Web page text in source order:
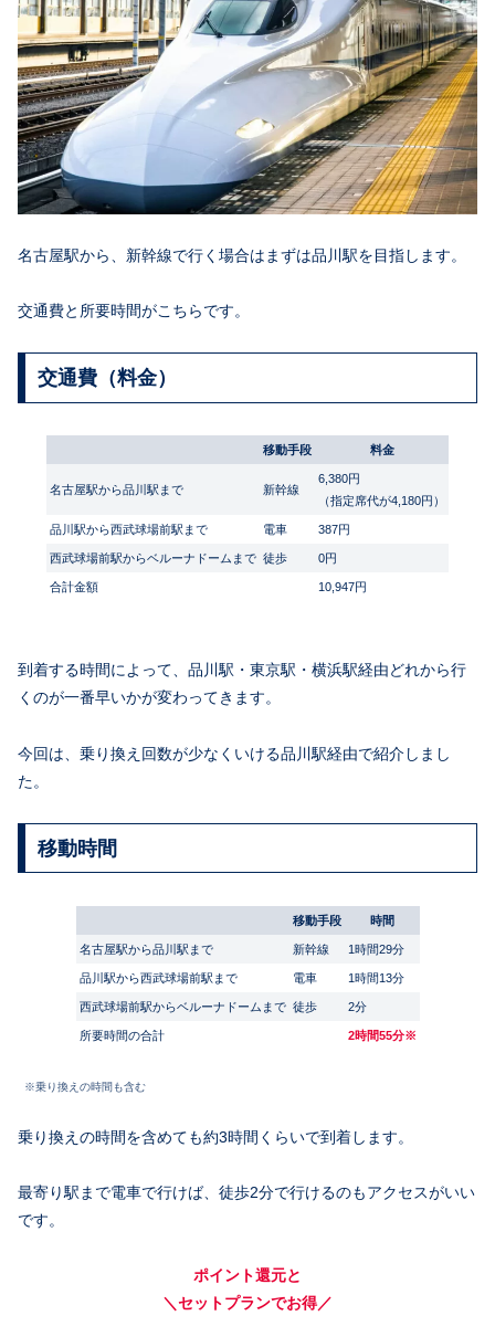
名古屋駅から、新幹線で行く場合はまずは品川駅を目指します。
交通費と所要時間がこちらです。
交通費（料金）
移動手段 料金
名古屋駅から品川駅まで 新幹線
6,380円
（指定席代が4,180円）
品川駅から西武球場前駅まで 電車 387円
西武球場前駅からベルーナドームまで 徒歩 0円
合計金額 10,947円
到着する時間によって、品川駅・東京駅・横浜駅経由どれから行
くのが一番早いかが変わってきます。
今回は、乗り換え回数が少なくいける品川駅経由で紹介しまし
た。
移動時間
移動手段 時間
名古屋駅から品川駅まで 新幹線 1時間29分
品川駅から西武球場前駅まで 電車 1時間13分
西武球場前駅からベルーナドームまで 徒歩 2分
所要時間の合計 2時間55分※
※乗り換えの時間も含む
乗り換えの時間を含めても約3時間くらいで到着します。
最寄り駅まで電車で行けば、徒歩2分で行けるのもアクセスがいい
です。
ポイント還元と
＼セットプランでお得／